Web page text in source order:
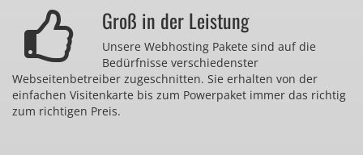
Groß in der Leistung
Unsere Webhosting Pakete sind auf die
Bedürfnisse verschiedenster
Webseitenbetreiber zugeschnitten. Sie erhalten von der
einfachen Visitenkarte bis zum Powerpaket immer das richtig
zum richtigen Preis.